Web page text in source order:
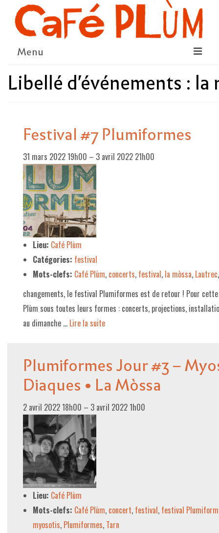
Menu
LE PROJET
NOUS SOUTENIR
LE PROGRAMME
DÉTAIL DES ÉVÉNEMENTS
LA SAISON CULTURELLE
AMI·ES ARTISTES
LE PROJET DE TERRITOIRE
LE CAFÉ/RESTO
LES FORMULES
LA CARTE
NOS FOURNISSEUR·EUSE·S
UNE LIBRAIRIE INDÉPENDANTE
COMMANDER UN LIVRE
INFOS & ACCESSIBILITÉ
Libellé d'événements : la
Festival #7 Plumiformes
31 mars 2022 19h00 – 3 avril 2022 21h00
Lieu: Café Plùm
Catégories: festival
Mots-clefs: Café Plùm, concerts, festival, la mòssa, Lautrec
changements, le festival Plumiformes est de retour ! Pour
Plùm sous toutes leurs formes : concerts, projections,
au dimanche … Lire la suite­­
Plumiformes Jour #3 –
Diaques • La Mòssa
2 avril 2022 18h00 – 3 avril 2022 1h00
Lieu: Café Plùm
Mots-clefs: Café Plùm, concert, festival, festival
myosotis, Plumiformes, Tarn